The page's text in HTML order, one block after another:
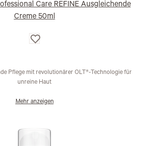
Care REFINE Ausgleichende
Creme 50ml
Auf
die
Pflege mit revolutionärer OLT®-Technologie für
unreine Haut
Mehr anzeigen